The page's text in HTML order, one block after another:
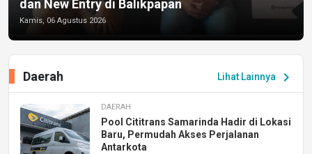
dan New Entry di Balikpapan
Kamis, 06 Agustus 2026
Lihat Lainnya chevron_right
Daerah
DAERAH
Pool Cititrans Samarinda Hadir di Lokasi
Baru, Permudah Akses Perjalanan
Antarkota